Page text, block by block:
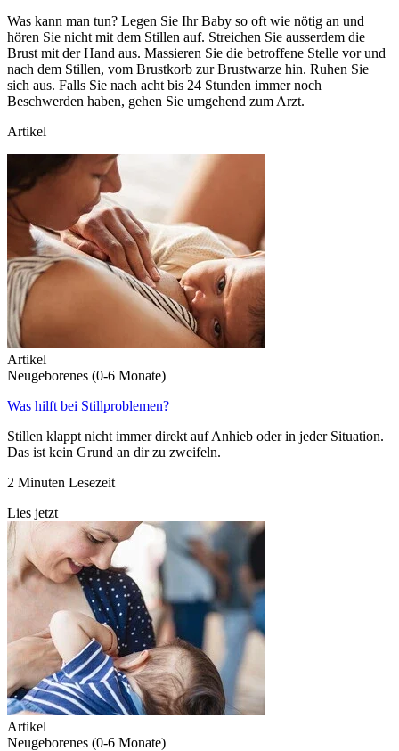
Was kann man tun? Legen Sie Ihr Baby so oft wie nötig an und
hören Sie nicht mit dem Stillen auf. Streichen Sie ausserdem die
Brust mit der Hand aus. Massieren Sie die betroffene Stelle vor und
nach dem Stillen, vom Brustkorb zur Brustwarze hin. Ruhen Sie
sich aus. Falls Sie nach acht bis 24 Stunden immer noch
Beschwerden haben, gehen Sie umgehend zum Arzt.
Artikel
Artikel
Neugeborenes (0-6 Monate)
Was hilft bei Stillproblemen?
Stillen klappt nicht immer direkt auf Anhieb oder in jeder Situation.
Das ist kein Grund an dir zu zweifeln.
2 Minuten Lesezeit
Lies jetzt
Artikel
Neugeborenes (0-6 Monate)